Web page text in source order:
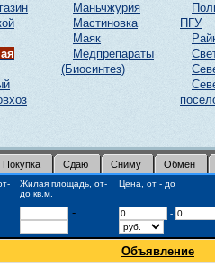
Маньчжурия
Мастиновка
Маяк
Медпрепараты
(Биосинтез)
ПГУ
Покупка Сдаю Сниму Обмен
Жилая площадь, от-
до кв.м.
Цена, от - до
- -
Объявление